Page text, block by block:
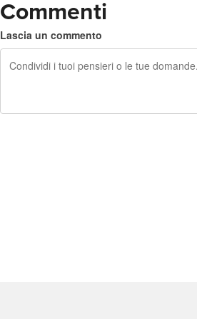
Commenti
Lascia un commento